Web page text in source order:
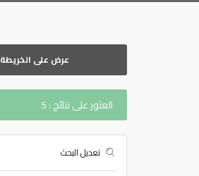
عرض على الخريطة
العثور على نتائج : 5
تعديل البحث